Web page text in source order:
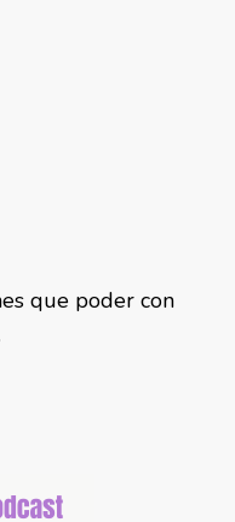
que poder con